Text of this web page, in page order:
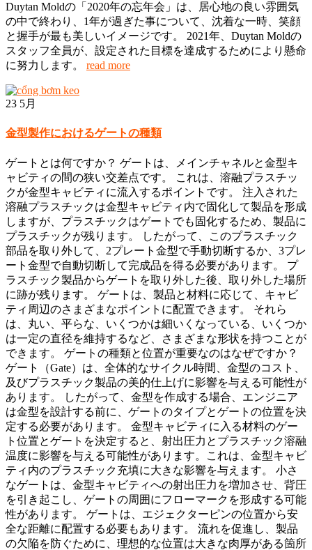
Duytan Moldの「2020年の忘年会」は、居心地の良い雰囲気
の中で終わり、1年が過ぎた事について、沈着な一時、笑顔
と握手が最も美しいイメージです。 2021年、Duytan Moldの
スタッフ全員が、設定された目標を達成するためにより懸命
に努力します。 read more
23 5月
金型製作におけるゲートの種類
ゲートとは何ですか？ ゲートは、メインチャネルと金型キ
ャビティの間の狭い交差点です。 これは、溶融プラスチッ
クが金型キャビティに流入するポイントです。 注入された
溶融プラスチックは金型キャビティ内で固化して製品を形成
しますが、プラスチックはゲートでも固化するため、製品に
プラスチックが残ります。 したがって、このプラスチック
部品を取り外して、2プレート金型で手動切断するか、3プレ
ート金型で自動切断して完成品を得る必要があります。 プ
ラスチック製品からゲートを取り外した後、取り外した場所
に跡が残ります。 ゲートは、製品と材料に応じて、キャビ
ティ周辺のさまざまなポイントに配置できます。 それら
は、丸い、平らな、いくつかは細いくなっている、いくつか
は一定の直径を維持するなど、さまざまな形状を持つことが
できます。 ゲートの種類と位置が重要なのはなぜですか？
ゲート（Gate）は、全体的なサイクル時間、金型のコスト、
及びプラスチック製品の美的仕上げに影響を与える可能性が
あります。 したがって、金型を作成する場合、エンジニア
は金型を設計する前に、ゲートのタイプとゲートの位置を決
定する必要があります。 金型キャビティに入る材料のゲー
ト位置とゲートを決定すると、射出圧力とプラスチック溶融
温度に影響を与える可能性があります。これは、金型キャビ
ティ内のプラスチック充填に大きな影響を与えます。 小さ
なゲートは、金型キャビティへの射出圧力を増加させ、背圧
を引き起こし、ゲートの周囲にフローマークを形成する可能
性があります。 ゲートは、エジェクターピンの位置から安
全な距離に配置する必要もあります。 流れを促進し、製品
の欠陥を防ぐために、理想的な位置は大きな肉厚がある箇所